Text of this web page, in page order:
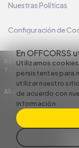
En OFFCORSS
Utilizamos
persistentes para
utilizar nuestro
de acuerdo con
información
Nuestras Políticas
Configuración de
Razón Social: C.I
7 – 35
All rights reserved